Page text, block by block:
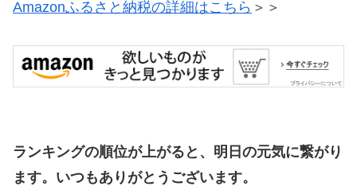
Amazonふるさと納税の詳細はこちら ＞＞
ランキングの順位が上がると、明日の元気に繋がり
ます。いつもありがとうございます。